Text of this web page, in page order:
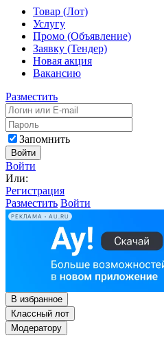
Товар (Лот)
Услугу
Промо (Объявление)
Заявку (Тендер)
Новая акция
Вакансию
Разместить
Запомнить
Войти
Войти
Или:
Регистрация
Разместить Войти
РЕКЛАМА • AU.RU
В избранное
Классный лот
Модератору